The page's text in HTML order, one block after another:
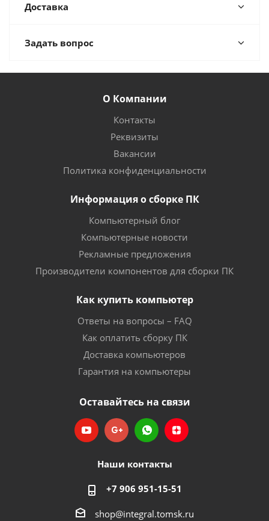
Доставка
Задать вопрос
О Компании
Контакты
Реквизиты
Вакансии
Политика конфиденциальности
Информация о сборке ПК
Компьютерный блог
Компьютерные новости
Рекламные предложения
Производители компонентов для сборки ПК
Как купить компьютер
Ответы на вопросы – FAQ
Как оплатить сборку ПК
Доставка компьютеров
Гарантия на компьютеры
Оставайтесь на связи
Наши контакты
+7 906 951-15-51
shop@integral.tomsk.ru